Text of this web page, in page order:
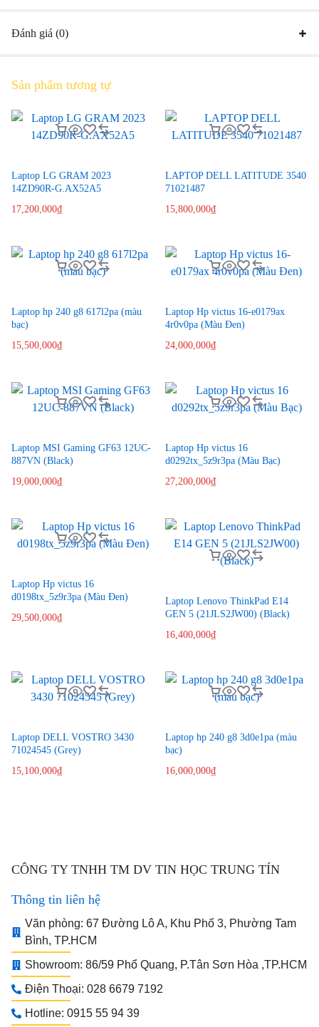
Đánh giá (0)
Sản phẩm tương tự
Laptop LG GRAM 2023
14ZD90R-G.AX52A5
17,200,000₫
LAPTOP DELL LATITUDE 3540
71021487
15,800,000₫
Laptop hp 240 g8 617l2pa (màu
bạc)
15,500,000₫
Laptop Hp victus 16-e0179ax
4r0v0pa (Màu Đen)
24,000,000₫
Laptop MSI Gaming GF63 12UC-
887VN (Black)
19,000,000₫
Laptop Hp victus 16
d0292tx_5z9r3pa (Màu Bạc)
27,200,000₫
Laptop Hp victus 16
d0198tx_5z9r3pa (Màu Đen)
29,500,000₫
Laptop Lenovo ThinkPad E14
GEN 5 (21JLS2JW00) (Black)
16,400,000₫
Laptop DELL VOSTRO 3430
71024545 (Grey)
15,100,000₫
Laptop hp 240 g8 3d0e1pa (màu
bạc)
16,000,000₫
CÔNG TY TNHH TM DV TIN HỌC TRUNG TÍN
Thông tin liên hệ
Văn phòng: 67 Đường Lô A, Khu Phố 3, Phường Tam
Bình, TP.HCM
Showroom: 86/59 Phổ Quang, P.Tân Sơn Hòa ,TP.HCM
Điện Thoại: 028 6679 7192
Hotline: 0915 55 94 39